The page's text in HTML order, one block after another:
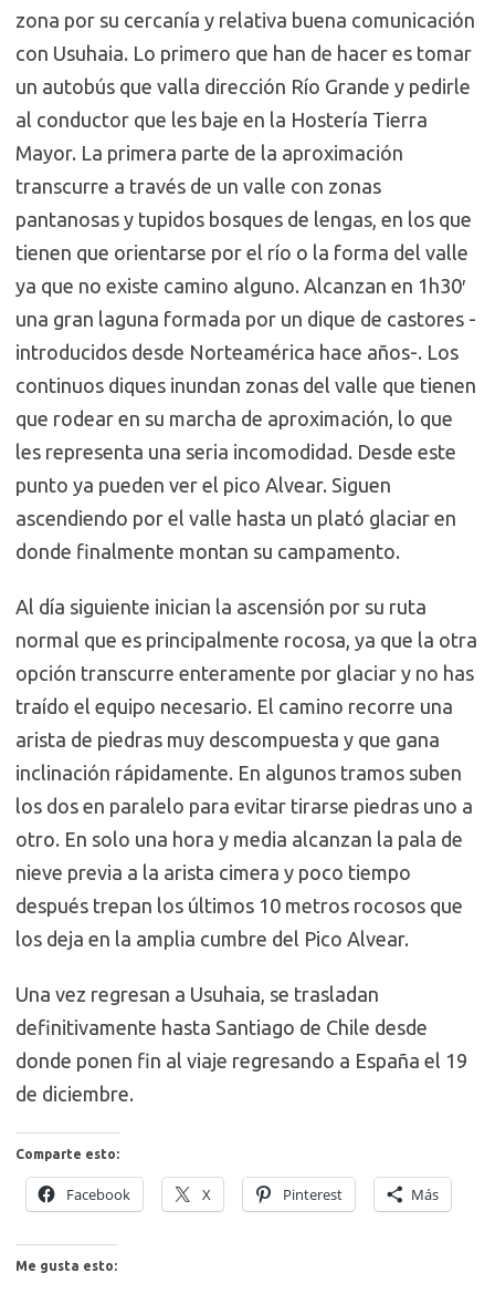
zona por su cercanía y relativa buena comunicación
con Usuhaia. Lo primero que han de hacer es tomar
un autobús que valla dirección Río Grande y pedirle
al conductor que les baje en la Hostería Tierra
Mayor. La primera parte de la aproximación
transcurre a través de un valle con zonas
pantanosas y tupidos bosques de lengas, en los que
tienen que orientarse por el río o la forma del valle
ya que no existe camino alguno. Alcanzan en 1h30′
una gran laguna formada por un dique de castores -
introducidos desde Norteamérica hace años-. Los
continuos diques inundan zonas del valle que tienen
que rodear en su marcha de aproximación, lo que
les representa una seria incomodidad. Desde este
punto ya pueden ver el pico Alvear. Siguen
ascendiendo por el valle hasta un plató glaciar en
donde finalmente montan su campamento.
Al día siguiente inician la ascensión por su ruta
normal que es principalmente rocosa, ya que la otra
opción transcurre enteramente por glaciar y no has
traído el equipo necesario. El camino recorre una
arista de piedras muy descompuesta y que gana
inclinación rápidamente. En algunos tramos suben
los dos en paralelo para evitar tirarse piedras uno a
otro. En solo una hora y media alcanzan la pala de
nieve previa a la arista cimera y poco tiempo
después trepan los últimos 10 metros rocosos que
los deja en la amplia cumbre del Pico Alvear.
Una vez regresan a Usuhaia, se trasladan
definitivamente hasta Santiago de Chile desde
donde ponen fin al viaje regresando a España el 19
de diciembre.
Comparte esto:
Facebook X Pinterest Más
Me gusta esto: